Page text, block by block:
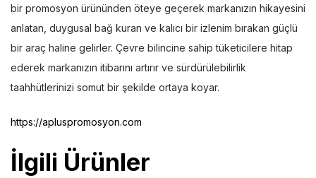
bir promosyon ürününden öteye geçerek markanızın hikayesini
anlatan, duygusal bağ kuran ve kalıcı bir izlenim bırakan güçlü
bir araç haline gelirler. Çevre bilincine sahip tüketicilere hitap
ederek markanızın itibarını artırır ve sürdürülebilirlik
taahhütlerinizi somut bir şekilde ortaya koyar.
https://apluspromosyon.com
İlgili Ürünler